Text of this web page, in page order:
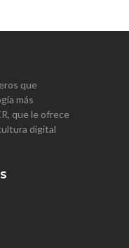
que
más
que le ofrece
digital